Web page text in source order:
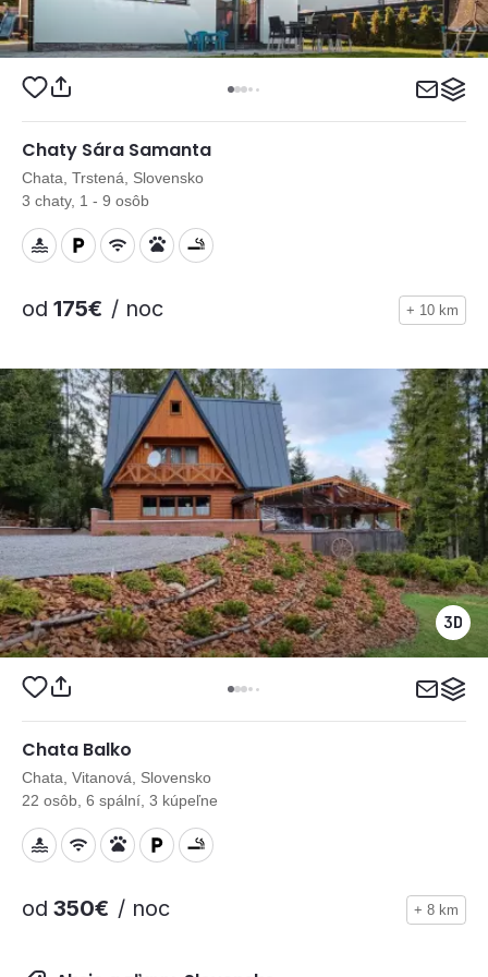
Chaty Sára Samanta
Chata, Trstená, Slovensko
3 chaty, 1 - 9 osôb
od 175€ / noc + 10 km
Chata Balko
Chata, Vitanová, Slovensko
22 osôb, 6 spální, 3 kúpeľne
od 350€ / noc + 8 km